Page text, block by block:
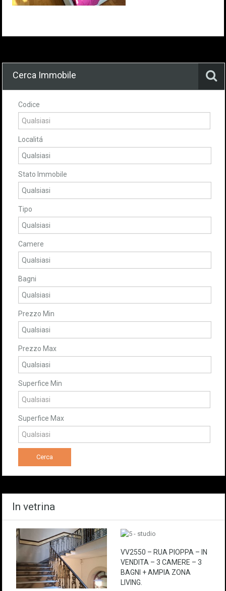
Cerca Immobile
Codice
Localitá
Stato Immobile
Tipo
Camere
Bagni
Prezzo Min
Prezzo Max
Superfice Min
Superfice Max
In vetrina
VV2550 – RUA PIOPPA – IN
VENDITA – 3 CAMERE – 3
BAGNI + AMPIA ZONA
LIVING.